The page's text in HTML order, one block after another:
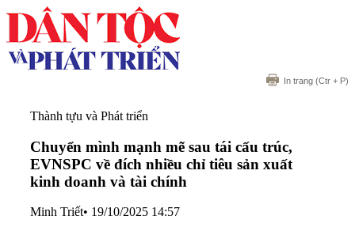
In trang (Ctr + P)
Thành tựu và Phát triển
Chuyển mình mạnh mẽ sau tái cấu trúc,
EVNSPC về đích nhiều chỉ tiêu sản xuất
kinh doanh và tài chính
Minh Triết• 19/10/2025 14:57